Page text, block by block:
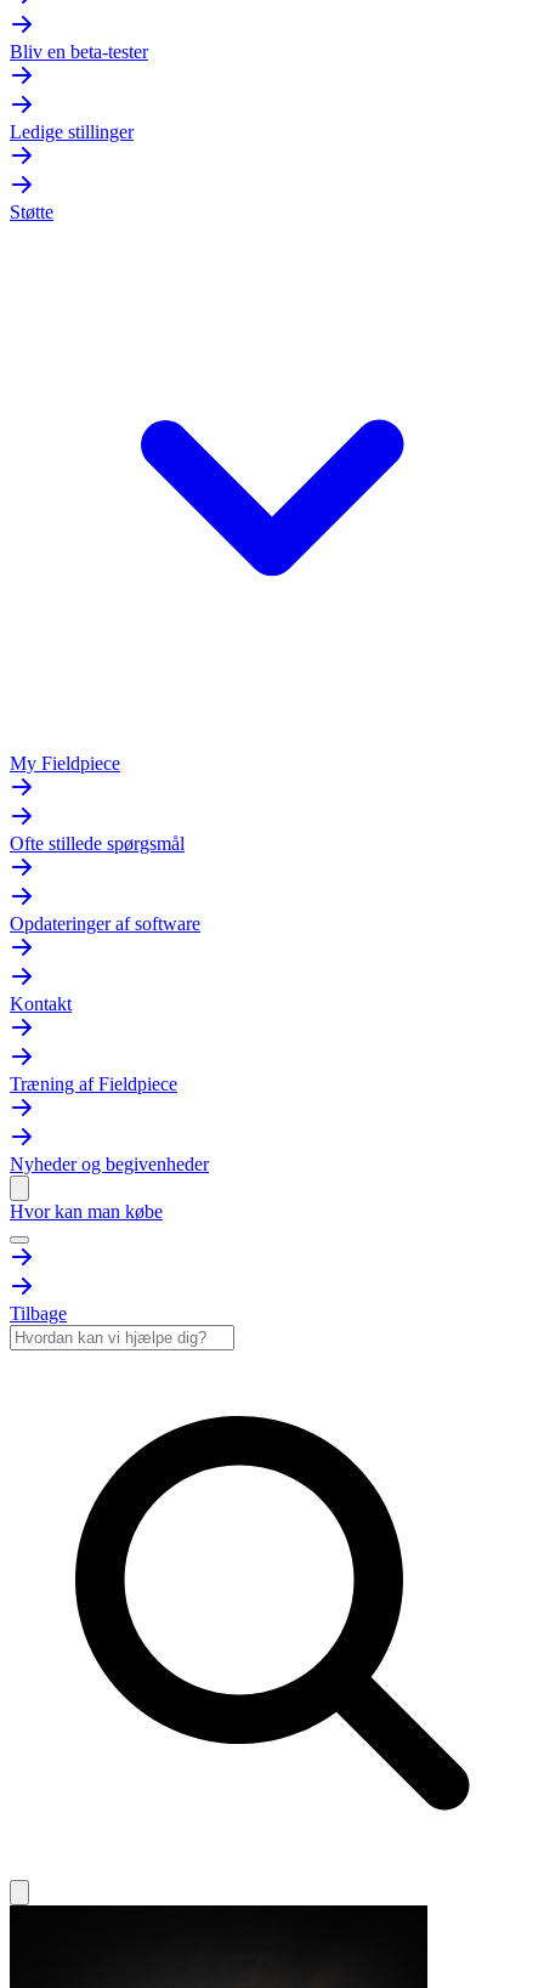
Bliv en beta-tester
Ledige stillinger
Støtte
My Fieldpiece
Ofte stillede spørgsmål
Opdateringer af software
Kontakt
Træning af Fieldpiece
Nyheder og begivenheder
Hvor kan man købe
Tilbage